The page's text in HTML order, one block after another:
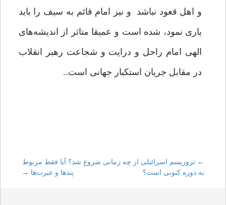
و اهل قعود نباشد و نیز امام قائم به سیف را باید
یاری نمود، شده است و عمیقا متاثر از اندیشه‌های
الهی امام راحل و درایت و شجاعت رهبر انقلاب
در مقابل جریان استکبار جهانی است..
Post
← تروریسم اسرائیلی از چه زمانی شروع شد؟ آیا فقط مربوط
به دوره کنونی است؟
پندها و عبرت‌ها →